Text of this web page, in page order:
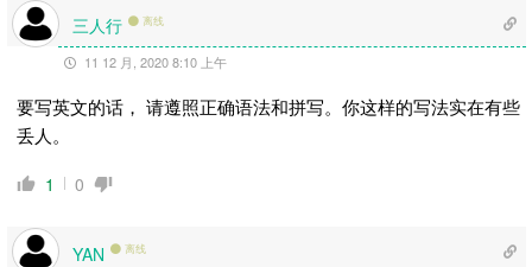
三人行 离线
11 12 月, 2020 8:10 上午
要写英文的话， 请遵照正确语法和拼写。你这样的写法实在有些
丢人。
1 0
YAN 离线